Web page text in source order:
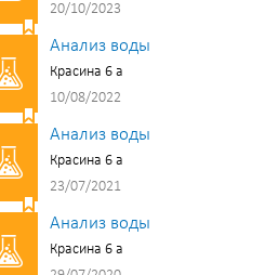
20/10/2023
Анализ воды
Красина 6 а
10/08/2022
Анализ воды
Красина 6 а
23/07/2021
Анализ воды
Красина 6 а